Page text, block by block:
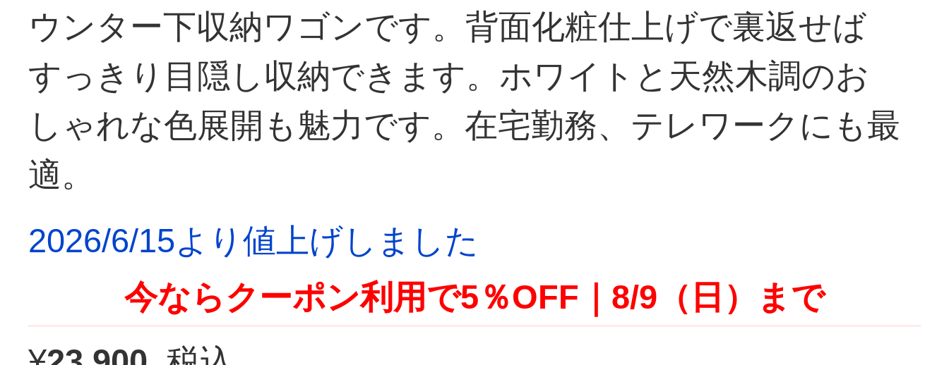
ウンター下収納ワゴンです。背面化粧仕上げで裏返せば
すっきり目隠し収納できます。ホワイトと天然木調のお
しゃれな色展開も魅力です。在宅勤務、テレワークにも最
適。
2026/6/15より値上げしました
今ならクーポン利用で5％OFF｜8/9（日）まで